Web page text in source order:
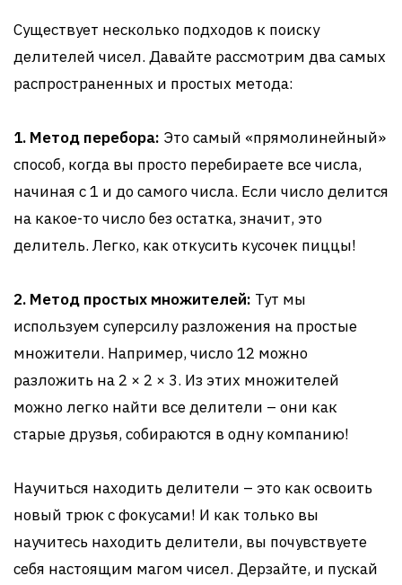
Существует несколько подходов к поиску
делителей чисел. Давайте рассмотрим два самых
распространенных и простых метода:
1. Метод перебора: Это самый «прямолинейный»
способ, когда вы просто перебираете все числа,
начиная с 1 и до самого числа. Если число делится
на какое-то число без остатка, значит, это
делитель. Легко, как откусить кусочек пиццы!
2. Метод простых множителей: Тут мы
используем суперсилу разложения на простые
множители. Например, число 12 можно
разложить на 2 × 2 × 3. Из этих множителей
можно легко найти все делители – они как
старые друзья, собираются в одну компанию!
Научиться находить делители – это как освоить
новый трюк с фокусами! И как только вы
научитесь находить делители, вы почувствуете
себя настоящим магом чисел. Дерзайте, и пускай